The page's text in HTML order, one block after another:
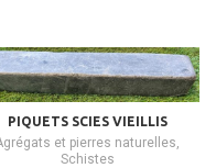
PIQUETS SCIES VIEILLIS
et pierres naturelles,
Schistes